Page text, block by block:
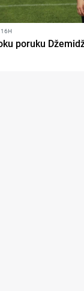
16H
poruku